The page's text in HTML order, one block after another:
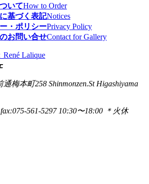
いてHow to Order
基づく表記Notices
・ポリシーPrivacy Policy
お問い合せContact for Gallery
通梅本町258 Shinmonzen.St Higashiyama
fax:075-561-5297 10:30〜18:00 ＊火休